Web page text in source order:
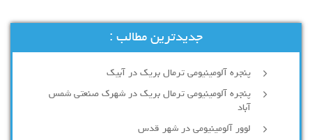
جدیدترین مطالب :
پنجره آلومینیومی ترمال بریک در آبیک
پنجره آلومینیومی ترمال بریک در شهرک صنعتی شمس
آباد
لوور آلومینیومی در شهر قدس